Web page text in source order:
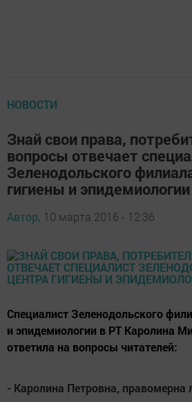
НОВОСТИ
Знай свои права,
вопросы отвечает
Зеленодольского
гигиены и
Автор, 10 марта 2016 - 12:36
Специалист Зеленодольского
и эпидемиологии в РТ Каролина
ответила на вопросы читателей:
- Каролина Петровна, правомерна